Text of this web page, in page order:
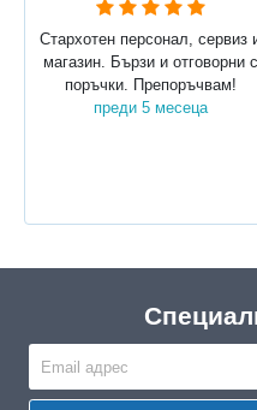
Стархотен персонал, сервиз
магазин. Бързи и отговорни с
поръчки. Препоръчвам!
преди 5 месеца